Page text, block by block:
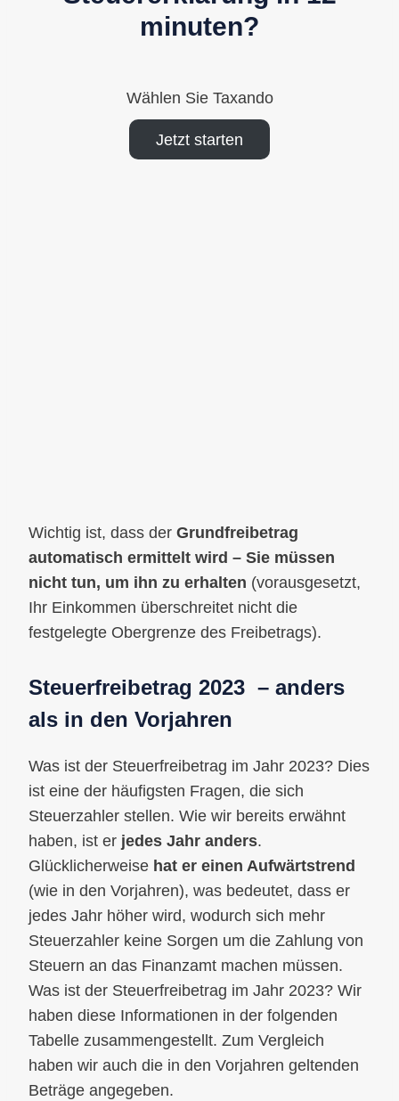
minuten?
Wählen Sie Taxando
Jetzt starten
Wichtig ist, dass der Grundfreibetrag
automatisch ermittelt wird – Sie müssen
nicht tun, um ihn zu erhalten (vorausgesetzt,
Ihr Einkommen überschreitet nicht die
festgelegte Obergrenze des Freibetrags).
Steuerfreibetrag 2023 – anders
als in den Vorjahren
Was ist der Steuerfreibetrag im Jahr 2023? Dies
ist eine der häufigsten Fragen, die sich
Steuerzahler stellen. Wie wir bereits erwähnt
haben, ist er jedes Jahr anders.
Glücklicherweise hat er einen Aufwärtstrend
(wie in den Vorjahren), was bedeutet, dass er
jedes Jahr höher wird, wodurch sich mehr
Steuerzahler keine Sorgen um die Zahlung von
Steuern an das Finanzamt machen müssen.
Was ist der Steuerfreibetrag im Jahr 2023? Wir
haben diese Informationen in der folgenden
Tabelle zusammengestellt. Zum Vergleich
haben wir auch die in den Vorjahren geltenden
Beträge angegeben.